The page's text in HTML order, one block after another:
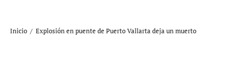
Inicio Explosión en puente de Puerto Vallarta deja un muerto